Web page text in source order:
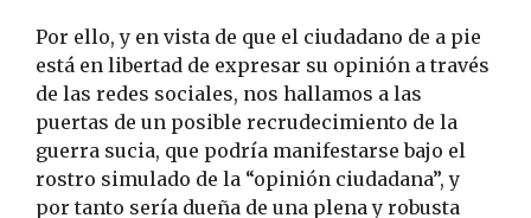
Por ello, y en vista de que el ciudadano de a pie
está en libertad de expresar su opinión a través
de las redes sociales, nos hallamos a las
puertas de un posible recrudecimiento de la
guerra sucia, que podría manifestarse bajo el
rostro simulado de la “opinión ciudadana”, y
por tanto sería dueña de una plena y robusta